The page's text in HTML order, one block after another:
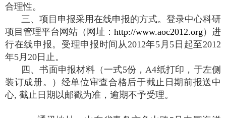
合理性。
三、项目申报采用在线申报的方式。登录中心科研
项目管理平台网站（网址： http://www.aoc2012.org ）进
行在线申报。受理申报时间从2012年5 月 5 日起至2012
年5月 20 日止。
四、书面申报材料（一式5份，A4纸打印，于左侧
装订成册。）经单位审查合格后于截止日期前报送中
心, 截止日期以邮戳为准，逾期不予受理。